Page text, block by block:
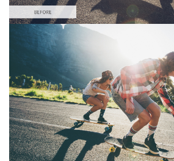
Please select
Free Sony LUT #5
Premium Sony LUTs
Cinema Look Collection (80 LUTs)
Entire Collection (260 LUTs)
Free download